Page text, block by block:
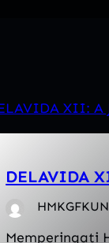
DELAVIDA
Memperingati